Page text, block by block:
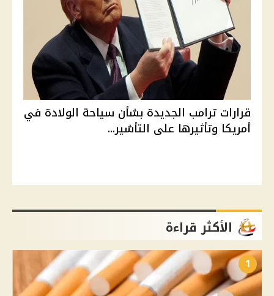
قرارات ترامب الجديدة بشأن سياحة الولادة في
أمريكا وتأثيرها على التأشير...
الأكثر قراءة
1